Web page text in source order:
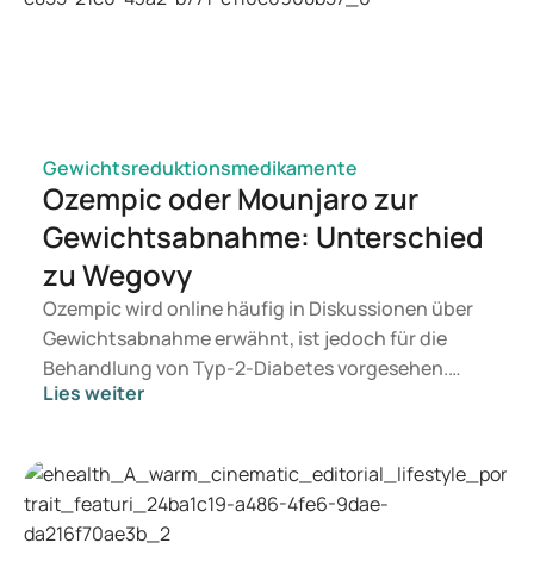
Gewichtsreduktionsmedikamente
Ozempic oder Mounjaro zur
Gewichtsabnahme: Unterschied
zu Wegovy
Ozempic wird online häufig in Diskussionen über
Gewichtsabnahme erwähnt, ist jedoch für die
Behandlung von Typ-2-Diabetes vorgesehen.
Suchen Sie eine Therapie zur Gewichtskontrolle,
geeignet ist, entscheidet ein Arzt auf Grundlage
Ihrer Gesundheit, Ihres BMI und Ihres
Medikamentenkonsums.
Lies weiter